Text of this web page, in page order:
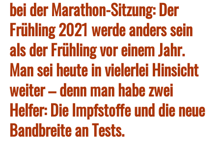
bei der Marathon-Sitzung: Der
Frühling 2021 werde anders sein
als der Frühling vor einem Jahr.
Man sei heute in vielerlei Hinsicht
weiter – denn man habe zwei
Helfer: Die Impfstoffe und die neue
Bandbreite an Tests.